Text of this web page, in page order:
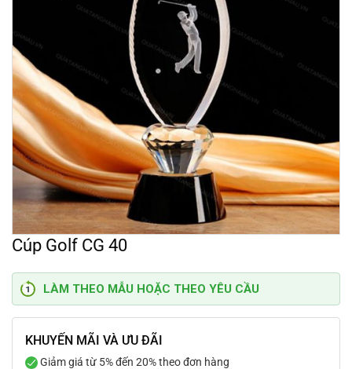
Cúp Golf CG 40
LÀM THEO MẪU HOẶC THEO YÊU CẦU
KHUYẾN MÃI VÀ ƯU ĐÃI
Giảm giá từ 5% đến 20% theo đơn hàng